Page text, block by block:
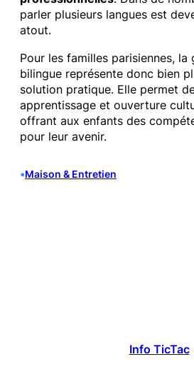
parler plusieurs langues est
atout.
Pour les familles parisiennes, la
bilingue représente donc bien
solution pratique. Elle permet
apprentissage et ouverture
offrant aux enfants des
pour leur avenir.
•Maison & Entretien
Info TicTac